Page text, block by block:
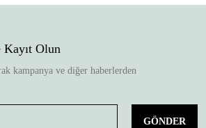
Olun
kampanya ve diğer haberlerden
GÖNDER